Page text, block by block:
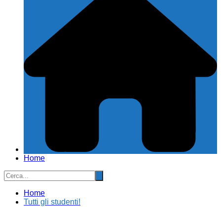
Home
Home
Tutti gli studenti!